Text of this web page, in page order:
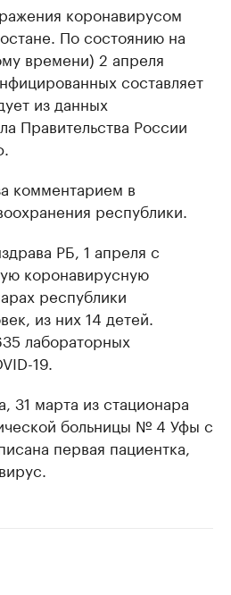
коронавирусом
По состоянию на
времени) 2 апреля
составляет
из данных
Правительства России
комментарием в
республики.
РБ, 1 апреля с
коронавирусную
республики
из них 14 детей.
лабораторных
19.
31 марта из стационара
больницы № 4 Уфы с
первая пациентка,